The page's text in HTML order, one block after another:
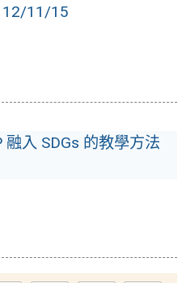
11/15
融入 SDGs 的教學方法